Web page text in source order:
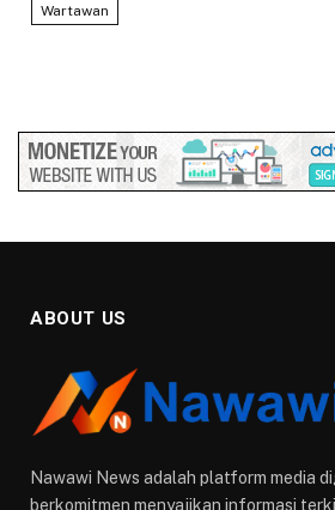
Wartawan
ABOUT US
Nawawi News adalah platform media
berkomitmen menyajikan informasi